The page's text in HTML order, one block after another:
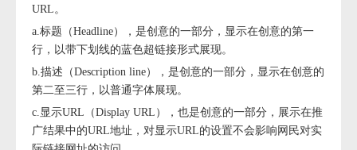
URL。
a.标题（Headline），是创意的一部分，显示在创意的第一
行，以带下划线的蓝色超链接形式展现。
b.描述（Description line），是创意的一部分，显示在创意的
第二至三行，以普通字体展现。
c.显示URL（Display URL），也是创意的一部分，展示在推
广结果中的URL地址，对显示URL的设置不会影响网民对实